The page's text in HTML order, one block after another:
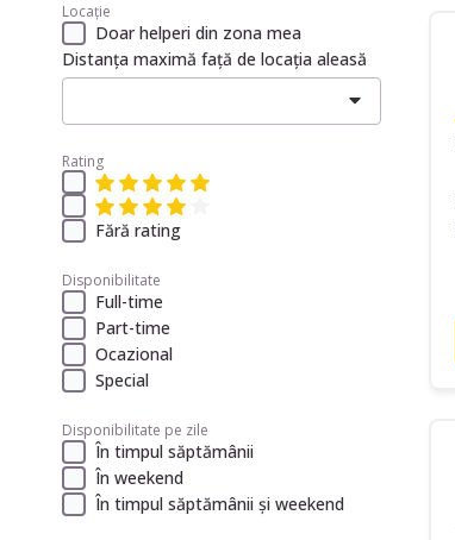
Locație
Doar helperi din zona mea
Distanța maximă față de locația aleasă
Rating
Fără rating
Disponibilitate
Full-time
Part-time
Ocazional
Special
Disponibilitate pe zile
În timpul săptămânii
În weekend
În timpul săptămânii și weekend